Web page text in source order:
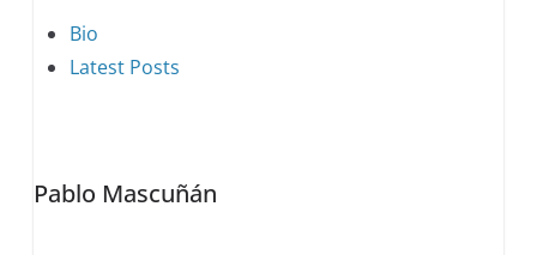
The
following
content
Bio
Latest Posts
Pablo Mascuñán